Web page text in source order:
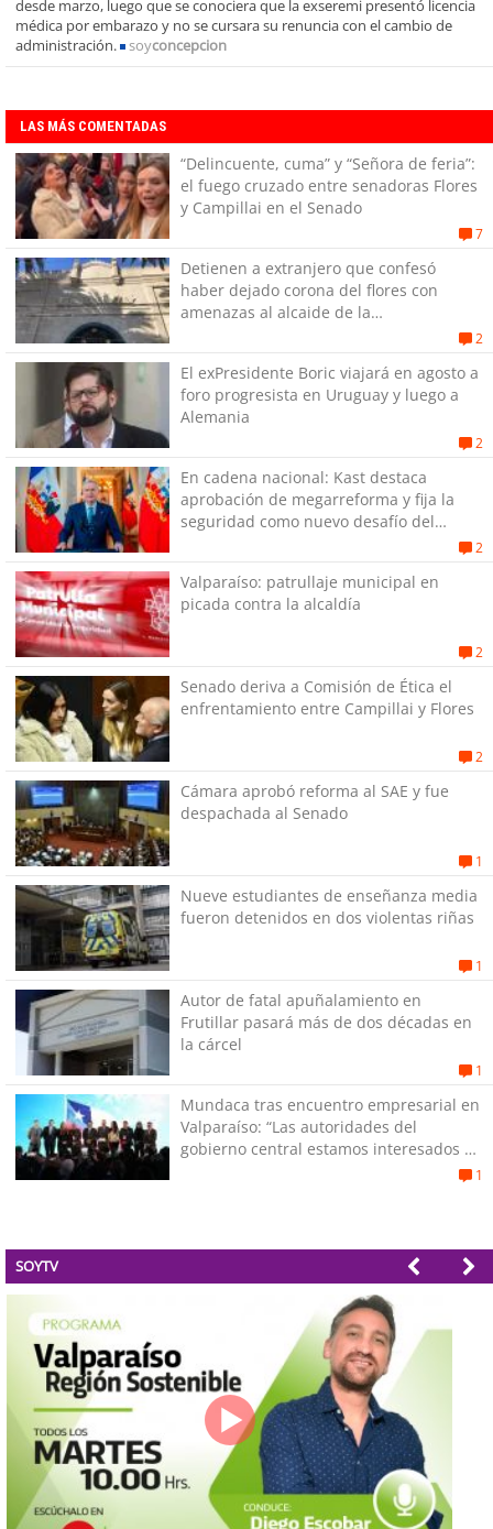
desde marzo, luego que se conociera que la exseremi presentó licencia
médica por embarazo y no se cursara su renuncia con el cambio de
administración.
soyconcepcion
LAS MÁS COMENTADAS
“Delincuente, cuma” y “Señora de feria”:
el fuego cruzado entre senadoras Flores
y Campillai en el Senado
7
Detienen a extranjero que confesó
haber dejado corona del flores con
amenazas al alcaide de la
2
El exPresidente Boric viajará en agosto a
foro progresista en Uruguay y luego a
Alemania
2
En cadena nacional: Kast destaca
aprobación de megarreforma y fija la
seguridad como nuevo desafío del
2
Valparaíso: patrullaje municipal en
picada contra la alcaldía
2
Senado deriva a Comisión de Ética el
enfrentamiento entre Campillai y Flores
2
Cámara aprobó reforma al SAE y fue
despachada al Senado
1
Nueve estudiantes de enseñanza media
fueron detenidos en dos violentas riñas
1
Autor de fatal apuñalamiento en
Frutillar pasará más de dos décadas en
la cárcel
1
Mundaca tras encuentro empresarial en
Valparaíso: “Las autoridades del
gobierno central estamos interesados en
1
SOYTV